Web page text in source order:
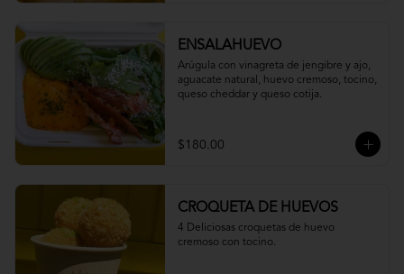
ENSALAHUEVO
Arúgula con vinagreta de jengibre y ajo,
aguacate natural, huevo cremoso, tocino,
queso cheddar y queso cotija.
$180.00
CROQUETA DE HUEVOS
4 Deliciosas croquetas de huevo
cremoso con tocino.